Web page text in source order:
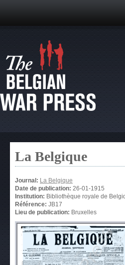
La Belgique
Journal: La Belgique
Date de publication: 26-01-1915
Institution: Bibliothèque royale de
Référence: JB17
Lieu de publication: Bruxelles